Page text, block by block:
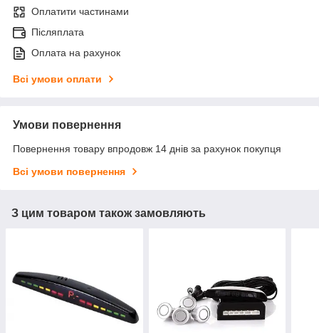
Оплатити частинами
Післяплата
Оплата на рахунок
Всі умови оплати
Умови повернення
Повернення товару впродовж 14 днів за рахунок покупця
Всі умови повернення
З цим товаром також замовляють